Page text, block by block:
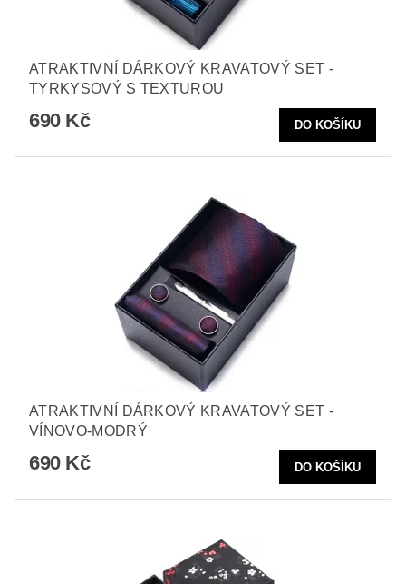
ATRAKTIVNÍ DÁRKOVÝ KRAVATOVÝ SET -
TYRKYSOVÝ S TEXTUROU
690 Kč
ATRAKTIVNÍ DÁRKOVÝ KRAVATOVÝ SET -
VÍNOVO-MODRÝ
690 Kč